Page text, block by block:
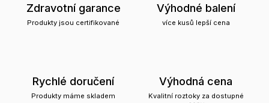
Zdravotní garance
Produkty jsou certifikované
Výhodné balení
více kusů lepší cena
Rychlé doručení
Produkty máme skladem
Výhodná cena
Kvalitní roztoky za dostupné